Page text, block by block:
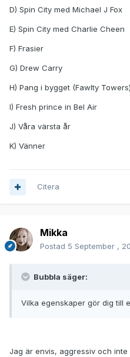
D) Spin City med Michael J Fox
E) Spin City med Charlie Cheen
F) Frasier
G) Drew Carry
H) Pang i bygget (Fawlty Towers)
I) Fresh prince in Bel Air
J) Våra värsta år
K) Vänner
Citera
Mikka
Postad 5 September ,
Bubbla säger:
Vilka egenskaper gör dig till
Jag är envis, aggressiv och